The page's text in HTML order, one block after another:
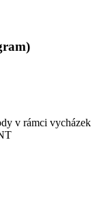
v rámci vycházek